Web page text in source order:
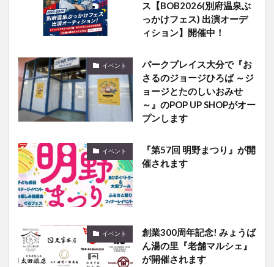
ス【BOB2026(別府温泉ぶ
っかけフェス) 出演オーデ
ィション】開催中！
イベント
パークプレイス大分で『お
さるのジョージひろば ～ジ
ョージとたのしいおみせ
～』のPOP UP SHOPがオー
プンします
イベント
『第57回 明野まつり』が開
催されます
イベント
創業300周年記念! みょうば
ん湯の里『老舗マルシェ』
が開催されます